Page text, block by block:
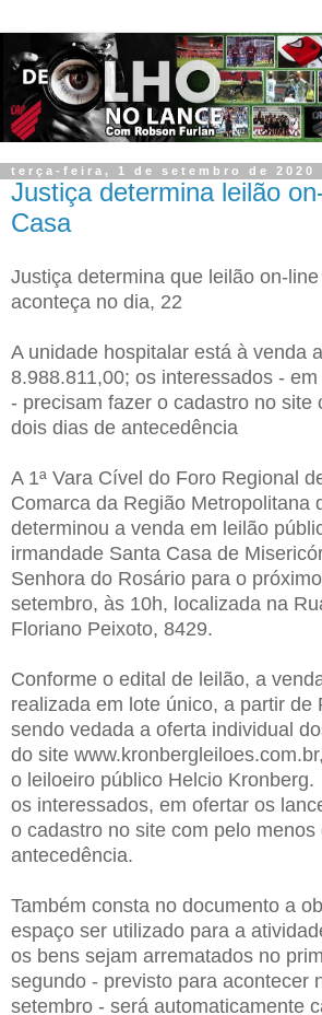
terça-feira, 1 de setembro de 2020
Justiça determina leilão
Casa
Justiça determina que leilão on-
aconteça no dia, 22
A unidade hospitalar está à venda
8.988.811,00; os interessados -
- precisam fazer o cadastro no site
dois dias de antecedência
A 1ª Vara Cível do Foro Regional
Comarca da Região Metropolitana
determinou a venda em leilão
irmandade Santa Casa de
Senhora do Rosário para o
setembro, às 10h, localizada na
Floriano Peixoto, 8429.
Conforme o edital de leilão, a
realizada em lote único, a partir de
sendo vedada a oferta individual
do site
o leiloeiro público Helcio
os interessados, em ofertar os
o cadastro no site com pelo menos
antecedência.
Também consta no documento a
espaço ser utilizado para a
os bens sejam arrematados no
segundo - previsto para acontecer
setembro - será automaticamente